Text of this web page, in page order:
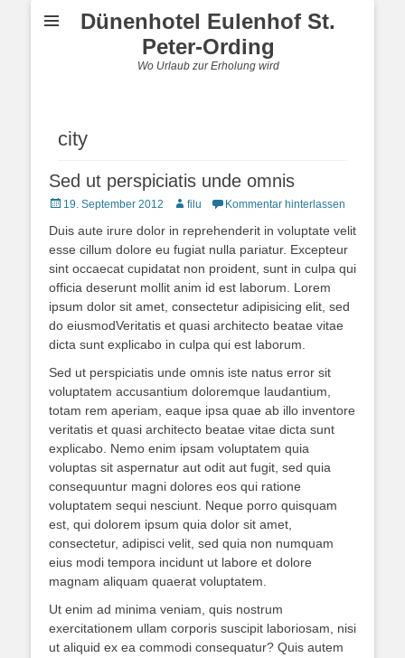
Dünenhotel Eulenhof St.
Peter-Ording
Wo Urlaub zur Erholung wird
city
Sed ut perspiciatis unde omnis
Posted
19. September 2012 Autor
filu Kommentar hinterlassen
Duis aute irure dolor in reprehenderit in voluptate velit
esse cillum dolore eu fugiat nulla pariatur. Excepteur
sint occaecat cupidatat non proident, sunt in culpa qui
officia deserunt mollit anim id est laborum. Lorem
ipsum dolor sit amet, consectetur adipisicing elit, sed
do eiusmodVeritatis et quasi architecto beatae vitae
dicta sunt explicabo in culpa qui est laborum.
Sed ut perspiciatis unde omnis iste natus error sit
voluptatem accusantium doloremque laudantium,
totam rem aperiam, eaque ipsa quae ab illo inventore
veritatis et quasi architecto beatae vitae dicta sunt
explicabo. Nemo enim ipsam voluptatem quia
voluptas sit aspernatur aut odit aut fugit, sed quia
consequuntur magni dolores eos qui ratione
voluptatem sequi nesciunt. Neque porro quisquam
est, qui dolorem ipsum quia dolor sit amet,
consectetur, adipisci velit, sed quia non numquam
eius modi tempora incidunt ut labore et dolore
magnam aliquam quaerat voluptatem.
Ut enim ad minima veniam, quis nostrum
exercitationem ullam corporis suscipit laboriosam, nisi
ut aliquid ex ea commodi consequatur? Quis autem